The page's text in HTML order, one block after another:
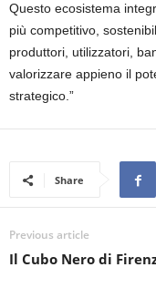
Questo ecosistema
più competitivo,
produttori, utilizzatori,
valorizzare appieno il
strategico.”
Share
Previous article
Il Cubo Nero di